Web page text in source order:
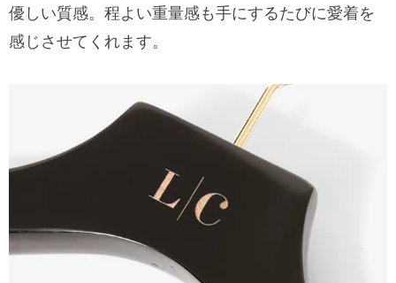
優しい質感。程よい重量感も手にするたびに愛着を
感じさせてくれます。